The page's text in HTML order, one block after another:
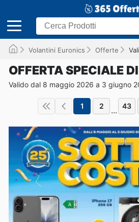
Volantini Euronics Offerte
OFFERTA SPECIALE
Valido dal 8 maggio 2026 a 3 giugno
1 2 ... 43